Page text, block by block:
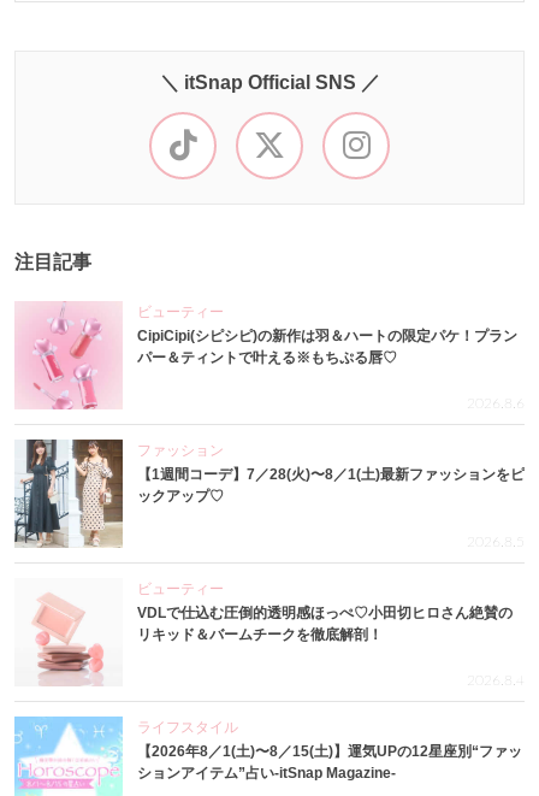
＼ itSnap Official SNS ／
注目記事
ビューティー
CipiCipi(シピシピ)の新作は羽＆ハートの限定パケ！プラン
パー＆ティントで叶える※もちぷる唇♡
2026.8.6
ファッション
【1週間コーデ】7／28(火)〜8／1(土)最新ファッションをピ
ックアップ♡
2026.8.5
ビューティー
VDLで仕込む圧倒的透明感ほっぺ♡小田切ヒロさん絶賛の
リキッド＆バームチークを徹底解剖！
2026.8.4
ライフスタイル
【2026年8／1(土)〜8／15(土)】運気UPの12星座別“ファッ
ションアイテム”占い-itSnap Magazine-